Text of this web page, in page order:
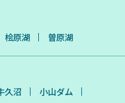
桧原湖 曽原湖
久沼
小山ダム